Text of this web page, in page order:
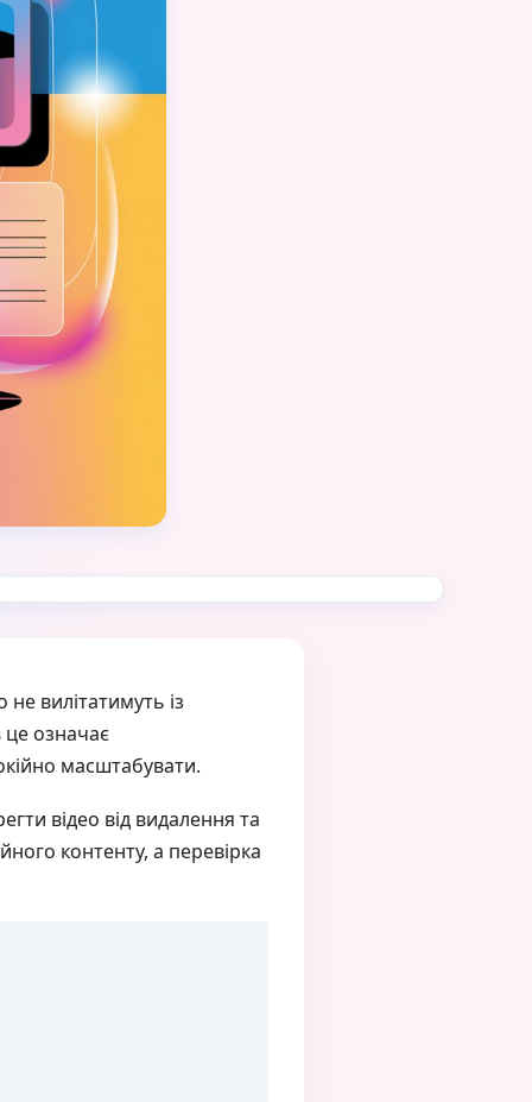
вилітатимуть із
це означає
масштабувати.
відео від видалення та
контенту, а перевірка